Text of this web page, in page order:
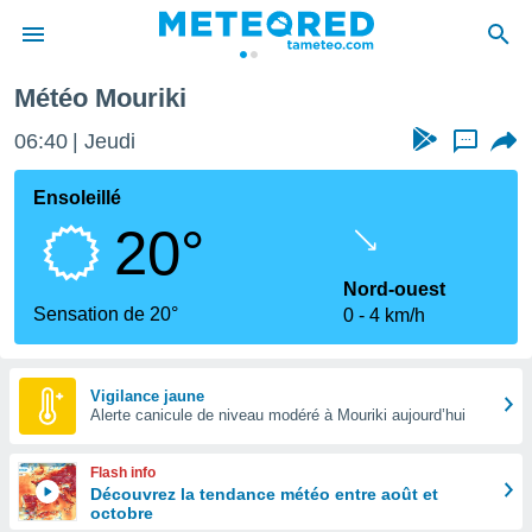
de
Météo Mouriki
06:40 Jeudi ...
Ensoleillé
20°
Sensation de 20°
Nord-ouest
0
4 km/h
Vigilance jaune
Alerte canicule de niveau modéré à Mouriki aujourd’hui
Flash info
Découvrez la tendance météo entre août et
octobre